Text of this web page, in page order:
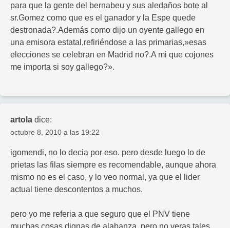
para que la gente del bernabeu y sus aledaños bote al
sr.Gomez como que es el ganador y la Espe quede
destronada?.Además como dijo un oyente gallego en
una emisora estatal,refiriéndose a las primarias,»esas
elecciones se celebran en Madrid no?.A mi que cojones
me importa si soy gallego?».
artola dice:
octubre 8, 2010 a las 19:22
igomendi, no lo decia por eso. pero desde luego lo de
prietas las filas siempre es recomendable, aunque ahora
mismo no es el caso, y lo veo normal, ya que el lider
actual tiene descontentos a muchos.
pero yo me referia a que seguro que el PNV tiene